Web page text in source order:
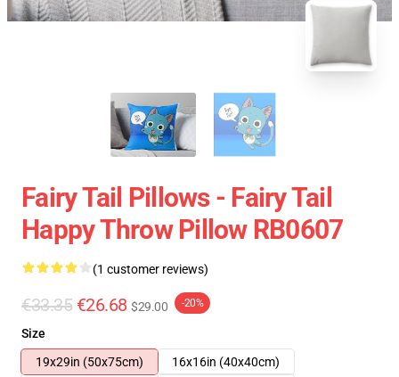
Fairy Tail Pillows - Fairy Tail
Happy Throw Pillow RB0607
(1 customer reviews)
€33.35 €26.68 $29.00 -20%
Size
19x29in (50x75cm)
16x16in (40x40cm)